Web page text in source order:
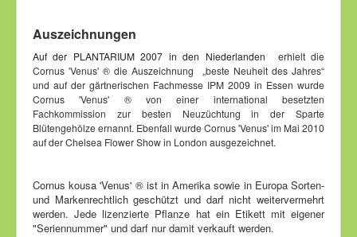
Auszeichnungen
Auf der PLANTARIUM 2007 in den Niederlanden
erhielt die
Cornus 'Venus' ® die Auszeichnung
„beste Neuheit des Jahres“
und auf der gärtnerischen Fachmesse IPM 2009 in Essen wurde
Cornus 'Venus' ® von einer international besetzten
Fachkommission zur besten Neuzüchtung in der Sparte
Blütengehölze ernannt. Ebenfall wurde Cornus 'Venus' im Mai 2010
auf der Chelsea Flower Show in London ausgezeichnet.
Cornus kousa 'Venus' ® ist in Amerika sowie in Europa Sorten-
und Markenrechtlich geschützt und darf nicht weitervermehrt
werden. Jede lizenzierte Pflanze hat ein Etikett mit eigener
"Seriennummer" und darf nur damit verkauft werden.